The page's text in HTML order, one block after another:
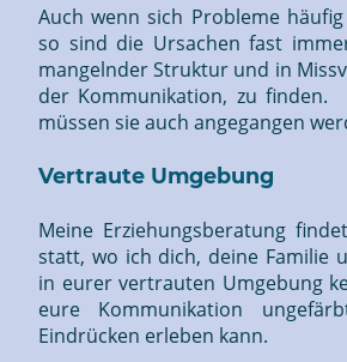
Auch wenn sich Probleme
so sind die Ursachen fast
mangelnder Struktur und in
der Kommunikation, zu finden.
müssen sie auch angegangen
Vertraute Umgebung
Meine Erziehungsberatung
statt, wo ich dich, deine Familie
in eurer vertrauten Umgebung
eure Kommunikation
Eindrücken erleben kann.